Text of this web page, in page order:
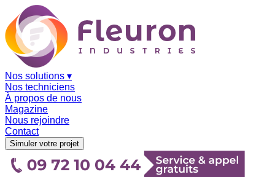
Nos solutions ▾
Nos techniciens
À propos de nous
Magazine
Nous rejoindre
Contact
Simuler votre projet